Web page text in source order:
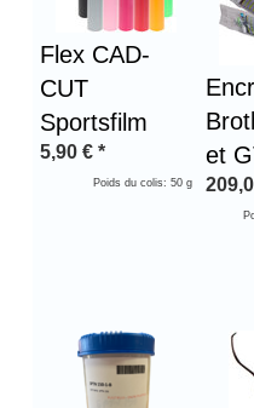
Flex CAD-
CUT
Sportsfilm
5,90 € *
Poids du colis: 50 g
et